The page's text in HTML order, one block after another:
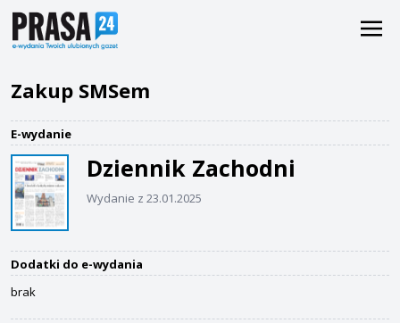
Zakup SMSem
E-wydanie
Dziennik Zachodni
Wydanie z 23.01.2025
Dodatki do e-wydania
brak